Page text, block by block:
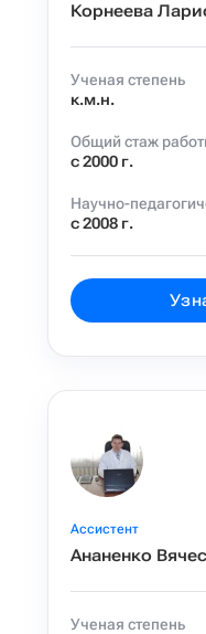
Корнеева
Ученая степень
к.м.н.
Общий стаж
с 2000 г.
Научно-
с 2008 г.
Ассистент
Ананенко
Ученая степень